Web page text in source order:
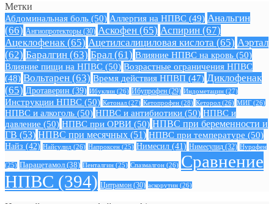
Метки
Абдоминальная боль (50) Аллергия на НПВС (49) Анальгин
(66) Ангиопротекторы (30) Аскофен (65) Аспирин (67)
Ацеклофенак (65) Ацетилсалициловая кислота (65) Аэртал
(62) Баралгин (63) Брал (61) Влияние НПВС на кровь (50)
Влияние пищи на НПВС (50) Возрастные ограничения НПВС
(48) Вольтарен (63) Время действия НПВП (47) Диклофенак
(65) Дротаверин (39) Ибуклин (26) Ибупрофен (29) Индометацин (27)
Инструкции НПВС (50) Кетонал (27) Кетопрофен (28) Кеторол (26) МИГ (26)
НПВС и алкоголь (50) НПВС и антибиотики (50) НПВС и
давление (50) НПВС при ОРВИ (50) НПВС при беременности и
ГВ (53) НПВС при месячных (51) НПВС при температуре (50)
Найз (42) Найсулид (26) Напроксен (25) Нимесил (41) Нимесулид (32) Нурофен
(25) Парацетамол (38) Пенталгин (25) Спазмалгон (26) Сравнение
НПВС (394) Цитрамон (30) аскорутин (26)